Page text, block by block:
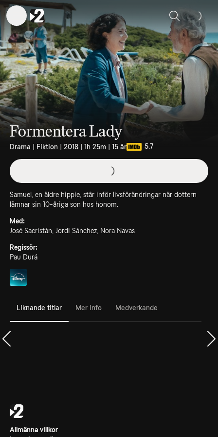
Sök
Formentera Lady
Drama | Fiktion | 2018 | 1h 25m | 15 år 5.7
Samuel, en äldre hippie, står inför livsförändringar när dottern
lämnar sin 10-åriga son hos honom.
Med:
José Sacristán, Jordi Sánchez, Nora Navas
Regissör:
Pau Durá
Liknande titlar Mer info Medverkande
Allmänna villkor